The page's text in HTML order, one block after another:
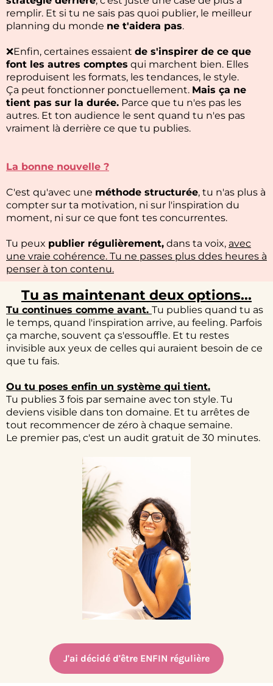
remplir. Et si tu ne sais pas quoi publier, le meilleur
planning du monde ne t'aidera pas.
❌Enfin, certaines essaient de s'inspirer de ce que
font les autres comptes qui marchent bien. Elles
reproduisent les formats, les tendances, le style.
Ça peut fonctionner ponctuellement. Mais ça ne
tient pas sur la durée. Parce que tu n'es pas les
autres. Et ton audience le sent quand tu n'es pas
vraiment là derrière ce que tu publies.
La bonne nouvelle ?
C'est qu'avec une méthode structurée, tu n'as plus à
compter sur ta motivation, ni sur l'inspiration du
moment, ni sur ce que font tes concurrentes.
Tu peux publier régulièrement, dans ta voix, avec
une vraie cohérence. Tu ne passes plus ddes heures à
penser à ton contenu.
Tu as maintenant deux options...
Tu continues comme avant. Tu publies quand tu as
le temps, quand l'inspiration arrive, au feeling. Parfois
ça marche, souvent ça s'essouffle. Et tu restes
invisible aux yeux de celles qui auraient besoin de ce
que tu fais.
Ou tu poses enfin un système qui tient.
Tu publies 3 fois par semaine avec ton style. Tu
deviens visible dans ton domaine. Et tu arrêtes de
tout recommencer de zéro à chaque semaine.
Le premier pas, c'est un audit gratuit de 30 minutes.
J'ai décidé d'être ENFIN régulière